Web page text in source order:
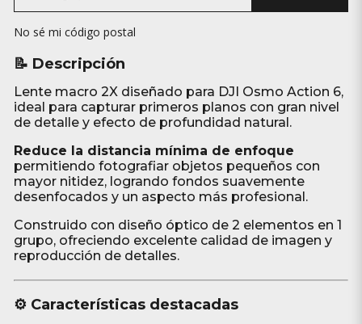
No sé mi código postal
📝 Descripción
Lente macro 2X diseñado para DJI Osmo Action 6,
ideal para capturar primeros planos con gran nivel
de detalle y efecto de profundidad natural.
Reduce la distancia mínima de enfoque
permitiendo fotografiar objetos pequeños con
mayor nitidez, logrando fondos suavemente
desenfocados y un aspecto más profesional.
Construido con diseño óptico de 2 elementos en 1
grupo, ofreciendo excelente calidad de imagen y
reproducción de detalles.
⚙️ Características destacadas